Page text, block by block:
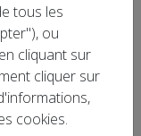
tous les
ou
cliquant sur
cliquer sur
cookies.
Bas-Rhin (67)